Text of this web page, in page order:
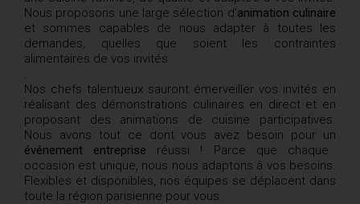
Nous proposons une large sélection d’animation culinaire
et sommes capables de nous adapter à toutes les
demandes, quelles que soient les contraintes
alimentaires de vos invités
.
Nos chefs talentueux sauront émerveiller vos invités en
réalisant des démonstrations culinaires en direct et en
proposant des animations de cuisine participatives.
Nous avons tout ce dont vous avez besoin pour un
événement entreprise réussi ! Parce que chaque
occasion est unique, nous nous adaptons à vos besoins.
Flexibles et disponibles, nos équipes se déplacent dans
toute la région parisienne pour vous.